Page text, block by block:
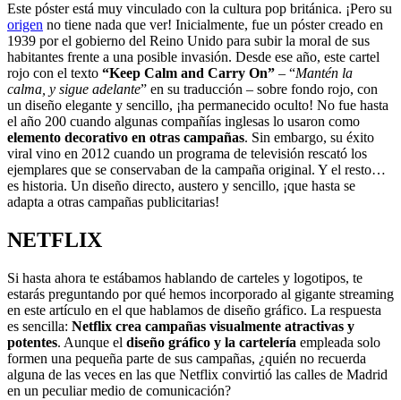
Este póster está muy vinculado con la cultura pop británica. ¡Pero su
origen no tiene nada que ver! Inicialmente, fue un póster creado en
1939 por el gobierno del Reino Unido para subir la moral de sus
habitantes frente a una posible invasión. Desde ese año, este cartel
rojo con el texto “Keep Calm and Carry On” – “Mantén la
calma, y sigue adelante” en su traducción – sobre fondo rojo, con
un diseño elegante y sencillo, ¡ha permanecido oculto! No fue hasta
el año 200 cuando algunas compañías inglesas lo usaron como
elemento decorativo en otras campañas. Sin embargo, su éxito
viral vino en 2012 cuando un programa de televisión rescató los
ejemplares que se conservaban de la campaña original. Y el resto…
es historia. Un diseño directo, austero y sencillo, ¡que hasta se
adapta a otras campañas publicitarias!
NETFLIX
Si hasta ahora te estábamos hablando de carteles y logotipos, te
estarás preguntando por qué hemos incorporado al gigante streaming
en este artículo en el que hablamos de diseño gráfico. La respuesta
es sencilla: Netflix crea campañas visualmente atractivas y
potentes. Aunque el diseño gráfico y la cartelería empleada solo
formen una pequeña parte de sus campañas, ¿quién no recuerda
alguna de las veces en las que Netflix convirtió las calles de Madrid
en un peculiar medio de comunicación?